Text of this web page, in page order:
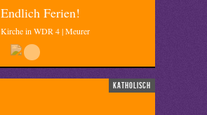
Endlich Ferien!
Kirche in WDR 4 | Meurer
katholisch